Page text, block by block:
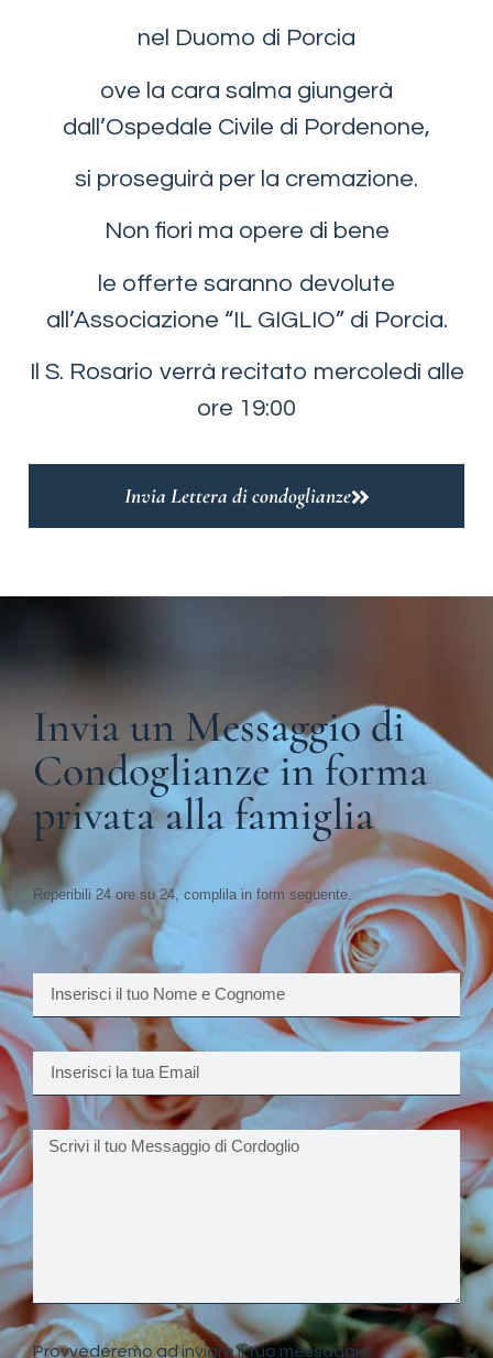
nel Duomo di Porcia
ove la cara salma giungerà
dall’Ospedale Civile di Pordenone,
si proseguirà per la cremazione.
Non fiori ma opere di bene
le offerte saranno devolute
all’Associazione “IL GIGLIO” di Porcia.
Il S. Rosario verrà recitato mercoledì alle
ore 19:00
Invia Lettera di condoglianze
Invia un Messaggio di
Condoglianze in forma
privata alla famiglia
Reperibili 24 ore su 24, complila in form seguente.
Provvederemo ad inviare il tuo messaggio